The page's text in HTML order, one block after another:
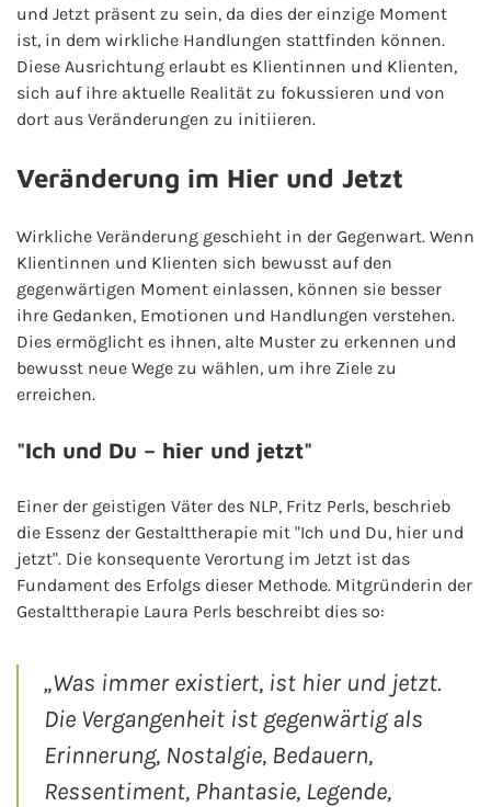
und Jetzt präsent zu sein, da dies der einzige Moment
ist, in dem wirkliche Handlungen stattfinden können.
Diese Ausrichtung erlaubt es Klientinnen und Klienten,
sich auf ihre aktuelle Realität zu fokussieren und von
dort aus Veränderungen zu initiieren.
Veränderung im Hier und Jetzt
Wirkliche Veränderung geschieht in der Gegenwart. Wenn
Klientinnen und Klienten sich bewusst auf den
gegenwärtigen Moment einlassen, können sie besser
ihre Gedanken, Emotionen und Handlungen verstehen.
Dies ermöglicht es ihnen, alte Muster zu erkennen und
bewusst neue Wege zu wählen, um ihre Ziele zu
erreichen.
"Ich und Du – hier und jetzt"
Einer der geistigen Väter des NLP, Fritz Perls, beschrieb
die Essenz der Gestalttherapie mit "Ich und Du, hier und
jetzt". Die konsequente Verortung im Jetzt ist das
Fundament des Erfolgs dieser Methode. Mitgründerin der
Gestalttherapie Laura Perls beschreibt dies so:
„Was immer existiert, ist hier und jetzt.
Die Vergangenheit ist gegenwärtig als
Erinnerung, Nostalgie, Bedauern,
Ressentiment, Phantasie, Legende,